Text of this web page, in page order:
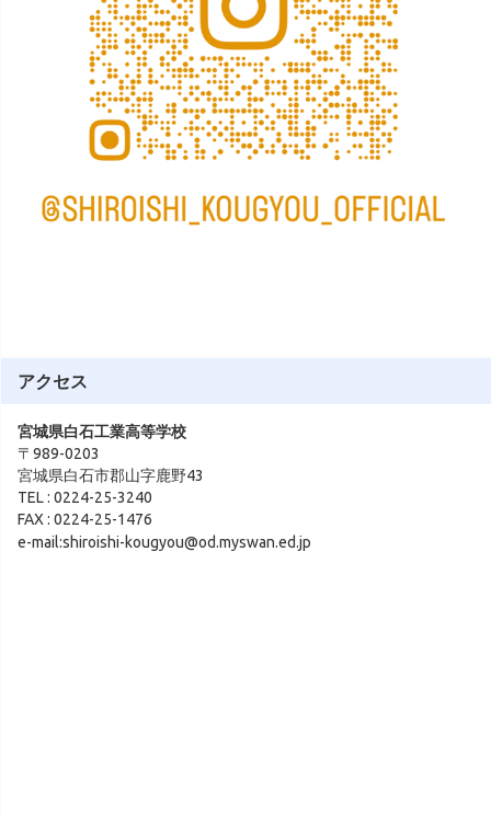
アクセス
宮城県白石工業高等学校
〒989-0203
宮城県白石市郡山字鹿野43
TEL : 0224-25-3240
FAX : 0224-25-1476
e-mail:shiroishi-kougyou@od.myswan.ed.jp